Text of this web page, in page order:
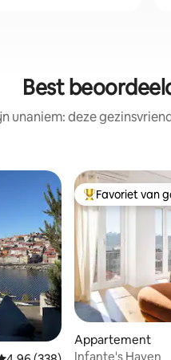
Best
unaniem: deze
Topfavoriet van
Favoriet van
Appartement
Infante's Haven